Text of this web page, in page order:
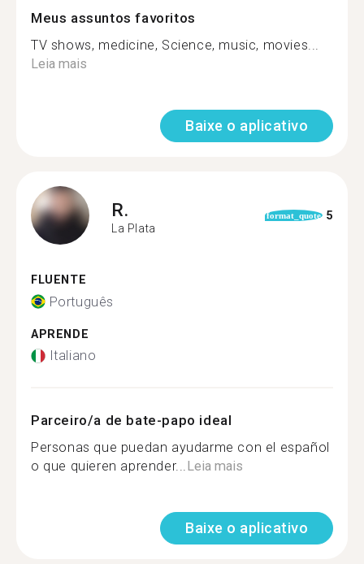
Meus assuntos favoritos
TV shows, medicine, Science, music, movies...
Leia mais
Baixe o aplicativo
R.
La Plata
format_quote 5
FLUENTE
Português
APRENDE
Italiano
Parceiro/a de bate-papo ideal
Personas que puedan ayudarme con el español
o que quieren aprender...Leia mais
Baixe o aplicativo